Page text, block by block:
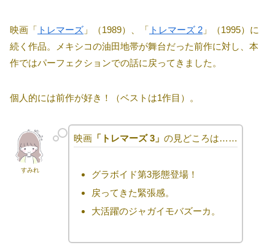
映画「 トレマーズ 」（1989）、「 トレマーズ 2 」（1995）に
続く作品。メキシコの油田地帯が舞台だった前作に対し、本
作ではパーフェクションでの話に戻ってきました。
個人的には前作が好き！（ベストは1作目）。
すみれ
映画「トレマーズ 3」 の見どころは……
グラボイド第3形態登場！
戻ってきた緊張感。
大活躍のジャガイモバズーカ。